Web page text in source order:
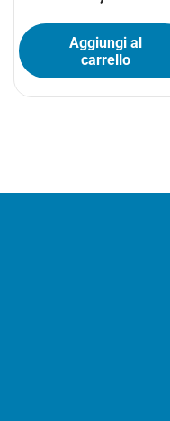
Aggiungi al
carrello